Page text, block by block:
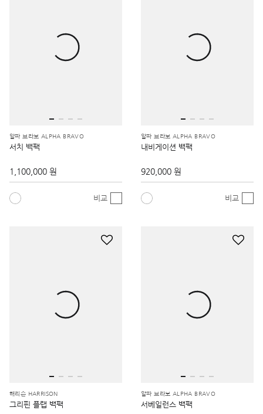
알파 브라보 ALPHA BRAVO
서치 백팩
1,100,000 원
비교
알파 브라보 ALPHA BRAVO
내비게이션 백팩
920,000 원
비교
해리슨 HARRISON
그리핀 플랩 백팩
알파 브라보 ALPHA BRAVO
서베일런스 백팩